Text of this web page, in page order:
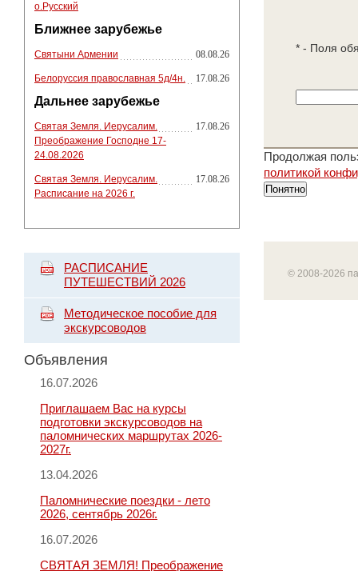
о.Русский
Ближнее зарубежье
Святыни Армении 08.08.26
Белоруссия православная 5д/4н. 17.08.26
Дальнее зарубежье
Святая Земля. Иерусалим.
Преображение Господне 17-
24.08.2026
17.08.26
Святая Земля. Иерусалим.
Расписание на 2026 г.
17.08.26
РАСПИСАНИЕ
ПУТЕШЕСТВИЙ 2026
Методическое пособие для
экскурсоводов
Объявления
16.07.2026
Приглашаем Вас на курсы
подготовки экскурсоводов на
паломнических маршрутах 2026-
2027г.
13.04.2026
Паломнические поездки - лето
2026, сентябрь 2026г.
16.07.2026
СВЯТАЯ ЗЕМЛЯ! Преображение
* - Поля
Продолжая
политикой
Понятно
© 2008-2026